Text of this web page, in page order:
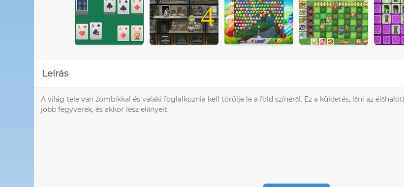
4
Leírás
A világ tele van zombikkal és valaki foglalkoznia kell törölje le a föld színéről. Ez a küldetés, lőni az
jobb fegyverek, és akkor lesz előnyeit.